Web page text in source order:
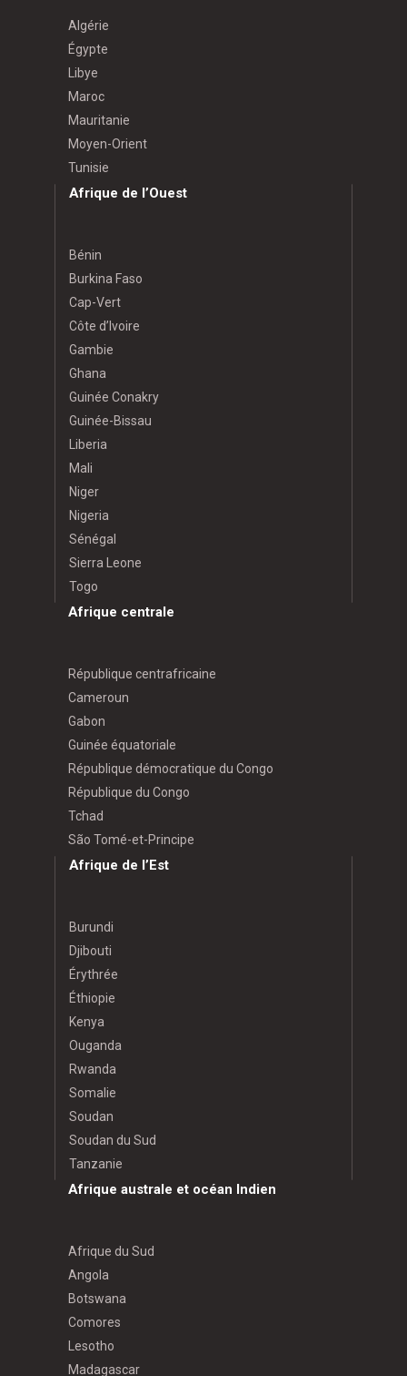
Algérie
Égypte
Libye
Maroc
Mauritanie
Moyen-Orient
Tunisie
Afrique de l’Ouest
Bénin
Burkina Faso
Cap-Vert
Côte d’Ivoire
Gambie
Ghana
Guinée Conakry
Guinée-Bissau
Liberia
Mali
Niger
Nigeria
Sénégal
Sierra Leone
Togo
Afrique centrale
République centrafricaine
Cameroun
Gabon
Guinée équatoriale
République démocratique du Congo
République du Congo
Tchad
São Tomé-et-Principe
Afrique de l’Est
Burundi
Djibouti
Érythrée
Éthiopie
Kenya
Ouganda
Rwanda
Somalie
Soudan
Soudan du Sud
Tanzanie
Afrique australe et océan Indien
Afrique du Sud
Angola
Botswana
Comores
Lesotho
Madagascar